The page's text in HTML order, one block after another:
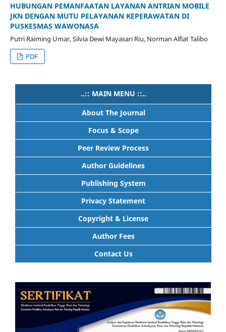
HUBUNGAN PEMANFAATAN LAYANAN ANTRIAN MOBILE
JKN DENGAN MUTU PELAYANAN KEPERAWATAN DI
PUSKESMAS WAWONASA
Putri Raiming Umar, Silvia Dewi Mayasari Riu, Norman Alfiat Talibo
PDF
..:: MAIN MENU ::..
About The Journal
Focus & Scope
Peer Review Process
Author Guidelines
Publishing System
Privacy Statement
Copyright & License
Author Fees
Contact Us